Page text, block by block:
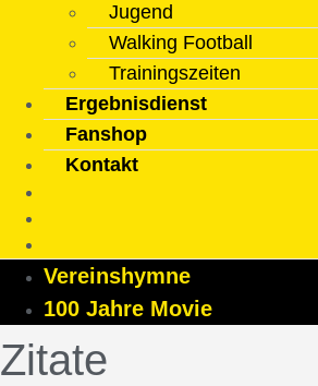
Jugend
Walking Football
Trainingszeiten
Ergebnisdienst
Fanshop
Kontakt
Vereinshymne
100 Jahre Movie
Zitate